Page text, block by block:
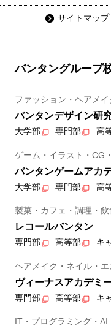
サイトマップ
バンタングループ
ファッション・ヘアメ
バンタンデザイン研
大学部 専門部 高
ゲーム・イラスト・CG
バンタンゲームアカ
大学部 専門部 高
製菓・カフェ・調理・飲
レコールバンタン
専門部 高等部 キ
ヘアメイク・ネイル・
ヴィーナスアカデミ
専門部 高等部 キ
IT・プログラミング・AI